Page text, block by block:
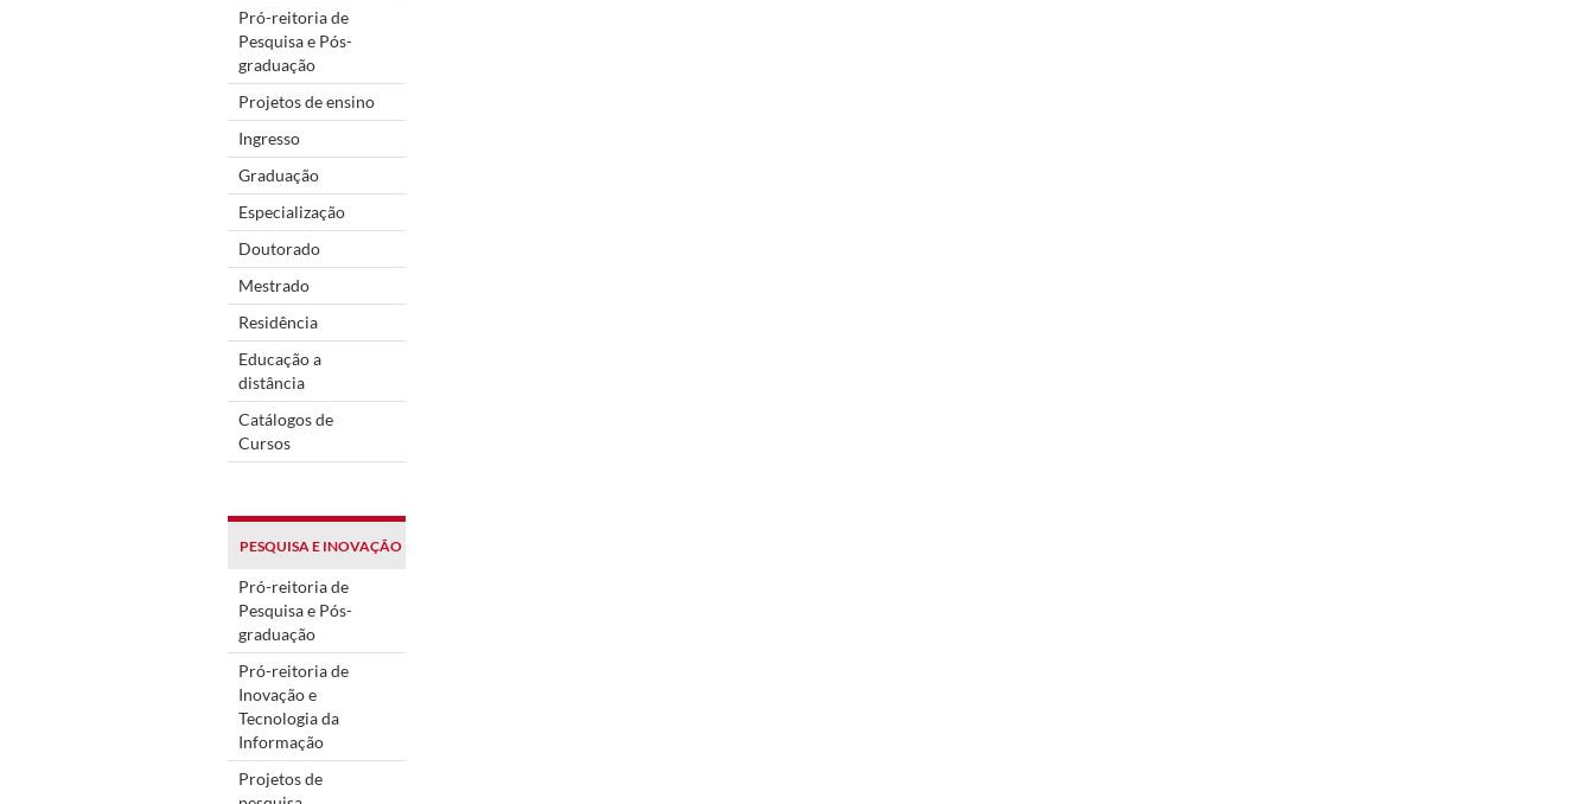
Pró-reitoria de
Pesquisa e Pós-
graduação
Projetos de ensino
Ingresso
Graduação
Especialização
Doutorado
Mestrado
Residência
Educação a
distância
Catálogos de
Cursos
PESQUISA E INOVAÇÃO
Pró-reitoria de
Pesquisa e Pós-
graduação
Pró-reitoria de
Inovação e
Tecnologia da
Informação
Projetos de